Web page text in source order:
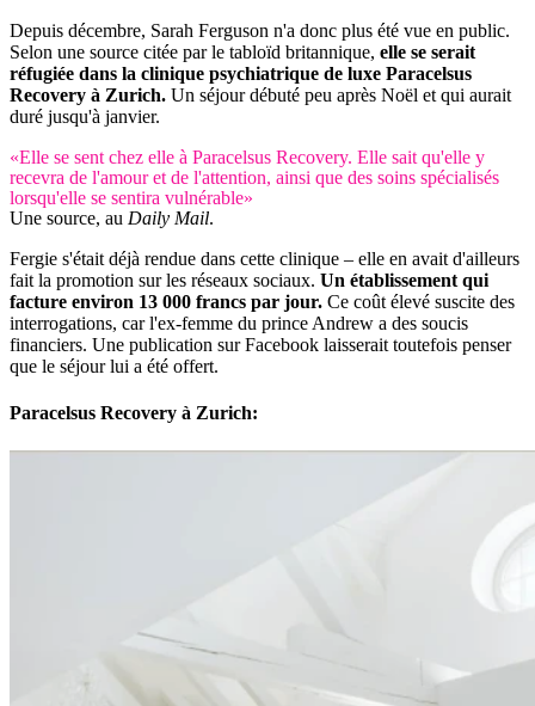
Depuis décembre, Sarah Ferguson n'a donc plus été vue en public.
Selon une source citée par le tabloïd britannique, elle se serait
réfugiée dans la clinique psychiatrique de luxe Paracelsus
Recovery à Zurich. Un séjour débuté peu après Noël et qui aurait
duré jusqu'à janvier.
«Elle se sent chez elle à Paracelsus Recovery. Elle sait qu'elle y
recevra de l'amour et de l'attention, ainsi que des soins spécialisés
lorsqu'elle se sentira vulnérable»
Une source, au Daily Mail.
Fergie s'était déjà rendue dans cette clinique – elle en avait d'ailleurs
fait la promotion sur les réseaux sociaux. Un établissement qui
facture environ 13 000 francs par jour. Ce coût élevé suscite des
interrogations, car l'ex-femme du prince Andrew a des soucis
financiers. Une publication sur Facebook laisserait toutefois penser
que le séjour lui a été offert.
Paracelsus Recovery à Zurich: